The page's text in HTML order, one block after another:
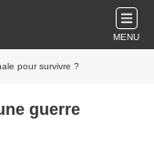
MENU
pour survivre ?
guerre